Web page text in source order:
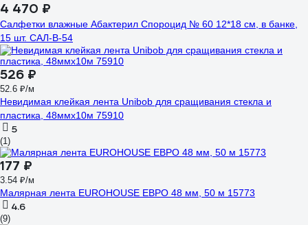
4 470 ₽
Салфетки влажные Абактерил Спороцид № 60 12*18 см, в банке,
15 шт. САЛ-В-54
526 ₽
52.6 ₽/м
Невидимая клейкая лента Unibob для сращивания стекла и
пластика, 48ммх10м 75910
5
(1)
177 ₽
3.54 ₽/м
Малярная лента EUROHOUSE ЕВРО 48 мм, 50 м 15773
4.6
(9)